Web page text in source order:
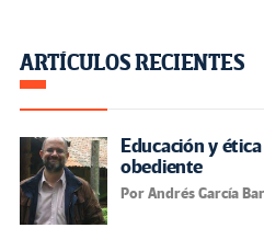
ARTÍCULOS RECIENTES
Educación y
obediente
Por Andrés García